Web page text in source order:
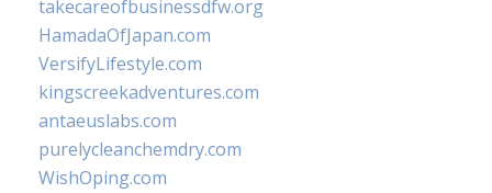
takecareofbusinessdfw.org
HamadaOfJapan.com
VersifyLifestyle.com
kingscreekadventures.com
antaeuslabs.com
purelycleanchemdry.com
WishOping.com